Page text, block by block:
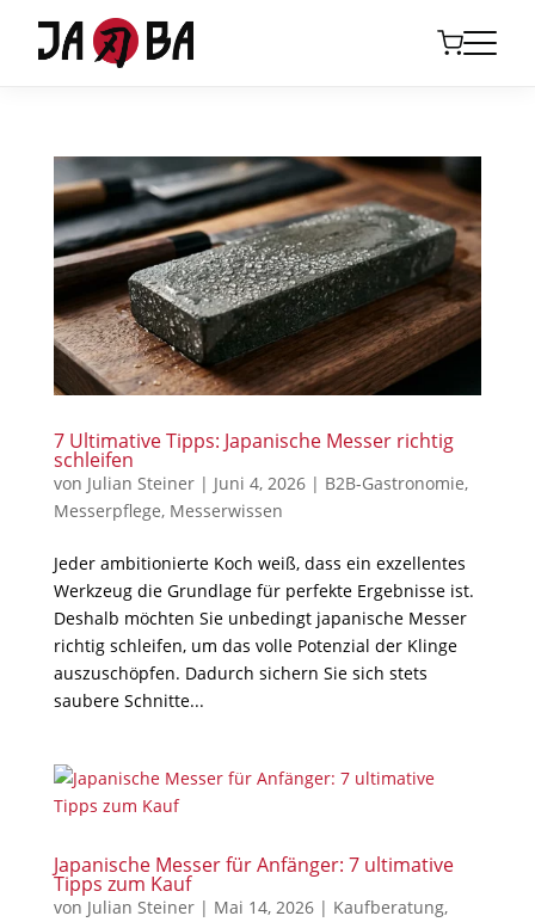
7 Ultimative Tipps: Japanische Messer richtig
schleifen
von Julian Steiner| Juni 4, 2026| B2B-Gastronomie,
Messerpflege, Messerwissen
Jeder ambitionierte Koch weiß, dass ein exzellentes
Werkzeug die Grundlage für perfekte Ergebnisse ist.
Deshalb möchten Sie unbedingt japanische Messer
richtig schleifen, um das volle Potenzial der Klinge
auszuschöpfen. Dadurch sichern Sie sich stets
saubere Schnitte...
Japanische Messer für Anfänger: 7 ultimative
Tipps zum Kauf
von Julian Steiner| Mai 14, 2026| Kaufberatung,